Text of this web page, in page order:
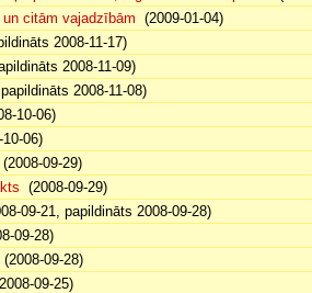
citām vajadzībām (2009-01-04)
2008-11-17)
2008-11-09)
2008-11-08)
10-06)
06)
(2008-09-29)
(2008-09-29)
09-21, papildināts 2008-09-28)
09-28)
09-28)
09-25)